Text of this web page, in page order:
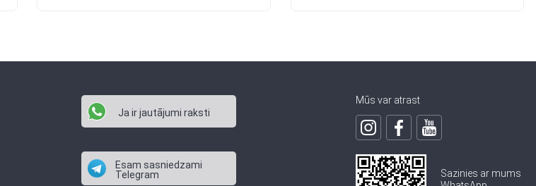
Ja ir jautājumi raksti
Esam sasniedzami
Telegram
Mūs var atrast
Sazinies ar mums